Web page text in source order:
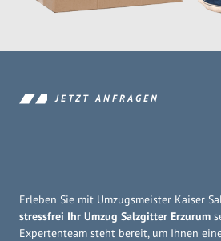
JETZT ANFRAGEN
Erleben Sie mit Umzugsmeister Kaiser
stressfrei Ihr Umzug Salzgitter Erzurum
Expertenteam steht bereit, um Ihnen